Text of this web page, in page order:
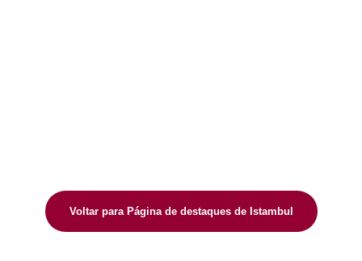
Voltar para Página de destaques de Istambul